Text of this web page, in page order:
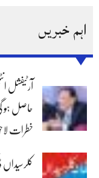
اہم خبریں
آرٹیفشل
خطرات